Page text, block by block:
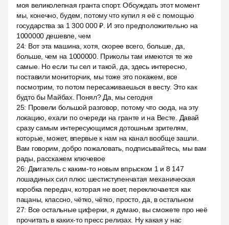
моя великолепная гранта спорт. Обсуждать этот момент
мы, конечно, будем, потому что купил я её с помощью
государства за 1 300 000 ₽. И это предположительно на
1000000 дешевле, чем
24: Вот эта машина, хотя, скорее всего, больше, да,
больше, чем на 1000000. Приколы там имеются те же
самые. Но если ты сел и такой, да, здесь интересно,
поставили мониторчик, мы тоже это покажем, все
посмотрим, то потом пересаживаешься в весту. Это как
будто бы Майбах. Понял? Да, мы сегодня
25: Провели большой разговор, потому что сюда, на эту
локацию, ехали по очереди на гранте и на Весте. Давай
сразу самым интересующимся дотошным зрителям,
которые, может, впервые к нам на канал вообще зашли.
Вам говорим, добро пожаловать, подписывайтесь, мы вам
рады, расскажем ключевое
26: Двигатель с каким-то новым впрыском 1 и 8 147
лошадиных сил плюс шестиступенчатая механическая
коробка передач, которая не воет, переключается как
пацаны, классно, чётко, чётко, просто, да, в остальном
27: Все остальные циферки, я думаю, вы сможете про неё
прочитать в каких-то пресс релизах. Ну какая у нас